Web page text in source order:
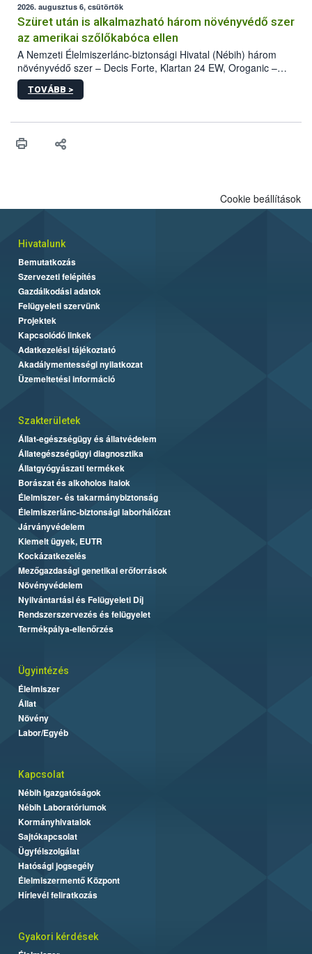
az intenzív felderítést, emellett az intézkedéseket a szlovák
hatósággal is összehangolják a terjedés megállítása érdekében.
2026. augusztus 6, csütörtök
Szüret után is alkalmazható három növényvédő szer
az amerikai szőlőkabóca ellen
A Nemzeti Élelmiszerlánc-biztonsági Hivatal (Nébih) három
növényvédő szer – Decis Forte, Klartan 24 EW, Oroganic –
engedélyokiratát módosította, így azok a szüretet követően,
egészen a vesszőérettség (BBCH 91) stádiumáig
érésű szőlőkben is legyen lehetőség a károsító elleni további
felhasználók számára is elérhető és ökológiai termesztésben is
TOVÁBB >
Cookie beállítások
Hivatalunk
Bemutatkozás
Szervezeti felépítés
Gazdálkodási adatok
Felügyeleti szervünk
Projektek
Kapcsolódó linkek
Adatkezelési tájékoztató
Akadálymentességi nyilatkozat
Üzemeltetési információ
Szakterületek
Állat-egészségügy és állatvédelem
Állategészségügyi diagnosztika
Állatgyógyászati termékek
Borászat és alkoholos italok
Élelmiszer- és takarmánybiztonság
Élelmiszerlánc-biztonsági laborhálózat
Járványvédelem
Kiemelt ügyek, EUTR
Kockázatkezelés
Mezőgazdasági genetikai erőforrások
Növényvédelem
Nyilvántartási és Felügyeleti Díj
Rendszerszervezés és felügyelet
Termékpálya-ellenőrzés
Ügyintézés
Élelmiszer
Állat
Növény
Labor/Egyéb
Kapcsolat
Nébih Igazgatóságok
Nébih Laboratóriumok
Kormányhivatalok
Sajtókapcsolat
Ügyfélszolgálat
Hatósági jogsegély
Élelmiszermentő Központ
Hírlevél feliratkozás
Gyakori kérdések